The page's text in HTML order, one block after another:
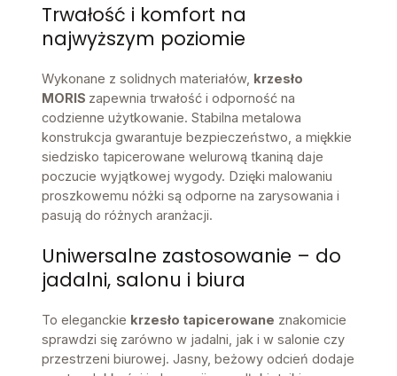
Trwałość i komfort na
najwyższym poziomie
Wykonane z solidnych materiałów, krzesło
MORIS zapewnia trwałość i odporność na
codzienne użytkowanie. Stabilna metalowa
konstrukcja gwarantuje bezpieczeństwo, a miękkie
siedzisko tapicerowane welurową tkaniną daje
poczucie wyjątkowej wygody. Dzięki malowaniu
proszkowemu nóżki są odporne na zarysowania i
pasują do różnych aranżacji.
Uniwersalne zastosowanie – do
jadalni, salonu i biura
To eleganckie krzesło tapicerowane znakomicie
sprawdzi się zarówno w jadalni, jak i w salonie czy
przestrzeni biurowej. Jasny, beżowy odcień dodaje